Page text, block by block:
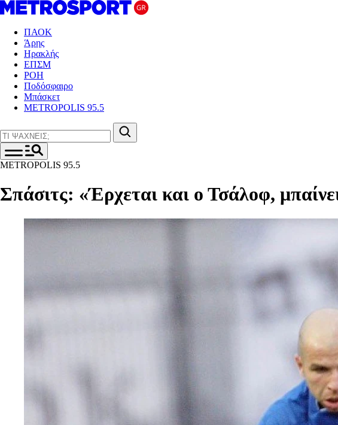
ΠΑΟΚ
Άρης
Ηρακλής
ΕΠΣΜ
ΡΟΗ
Ποδόσφαιρο
Μπάσκετ
METROPOLIS 95.5
METROPOLIS 95.5
Σπάσιτς: «Έρχεται και ο Τσάλοφ,